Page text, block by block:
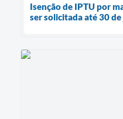
Isenção de IPTU por
ser solicitada até 30